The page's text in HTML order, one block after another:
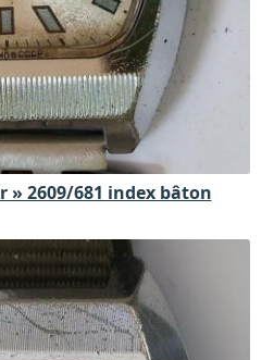
» 2609/681 index bâton